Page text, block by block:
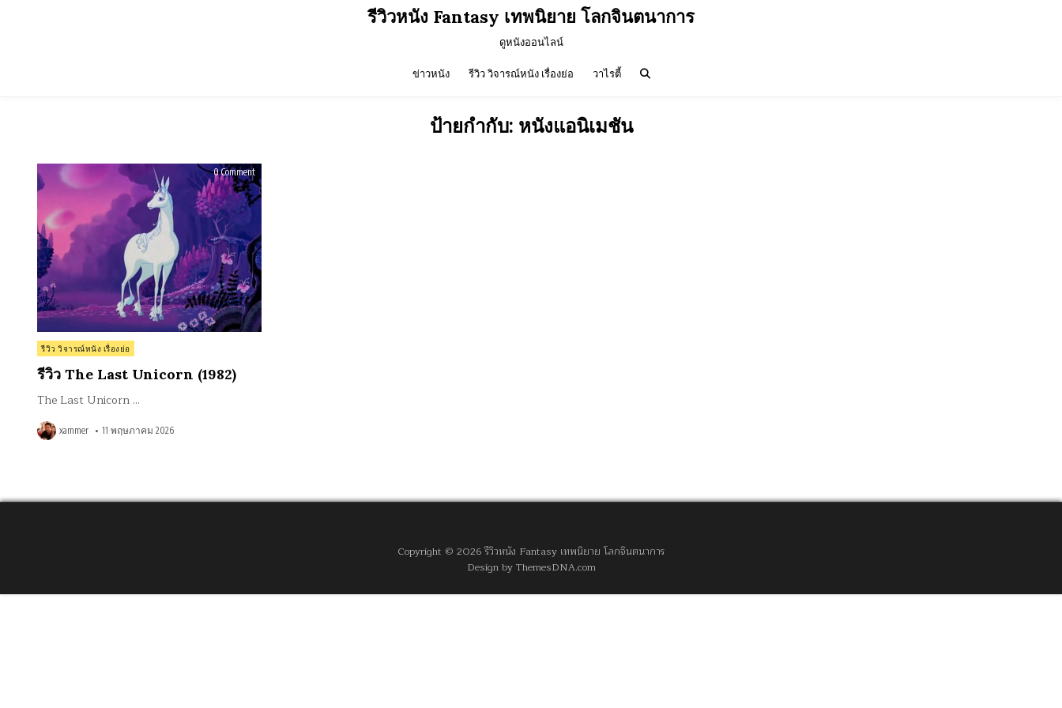
รีวิวหนัง Fantasy เทพนิยาย โลกจินตนาการ
ดูหนังออนไลน์
ข่าวหนัง รีวิว วิจารณ์หนัง เรื่องย่อ วาไรตี้
ป้ายกำกับ: หนังแอนิเมชัน
0 Commenton
รีวิว
The
Last
Posted
in
รีวิว วิจารณ์หนัง เรื่องย่อ
รีวิว The Last Unicorn (1982)
The Last Unicorn …
xammer 11 พฤษภาคม 2026
Copyright © 2026 รีวิวหนัง Fantasy เทพนิยาย โลกจินตนาการ
Design by ThemesDNA.com